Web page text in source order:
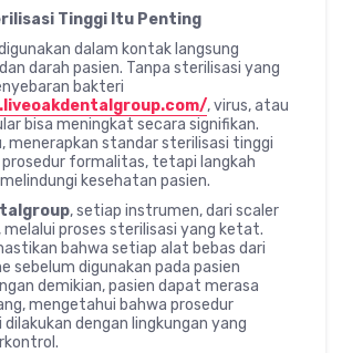
Tinggi Itu Penting
dalam kontak langsung
darah pasien. Tanpa sterilisasi yang
bakteri
, virus, atau
bisa meningkat secara signifikan.
menerapkan standar sterilisasi tinggi
prosedur formalitas, tetapi langkah
kesehatan pasien.
, setiap instrumen, dari scaler
melalui proses sterilisasi yang ketat.
bahwa setiap alat bebas dari
sebelum digunakan pada pasien
demikian, pasien dapat merasa
mengetahui bahwa prosedur
dengan lingkungan yang